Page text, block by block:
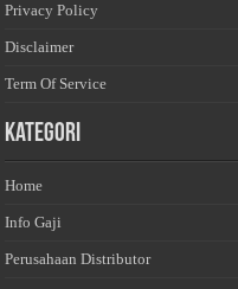
Privacy Policy
Disclaimer
Term Of Service
Kategori
Home
Info Gaji
Perusahaan Distributor